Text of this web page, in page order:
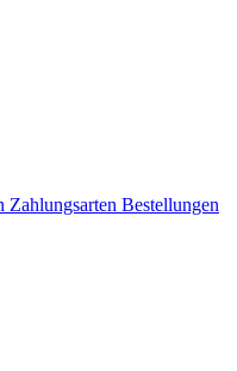
Zahlungsarten Bestellungen